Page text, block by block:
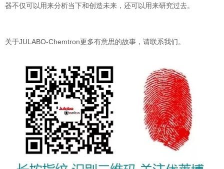
器不仅可以用来分析当下和创造未来，还可以用来研究过去。
关于JULABO-Chemtron更多有意思的故事，请联系我们。